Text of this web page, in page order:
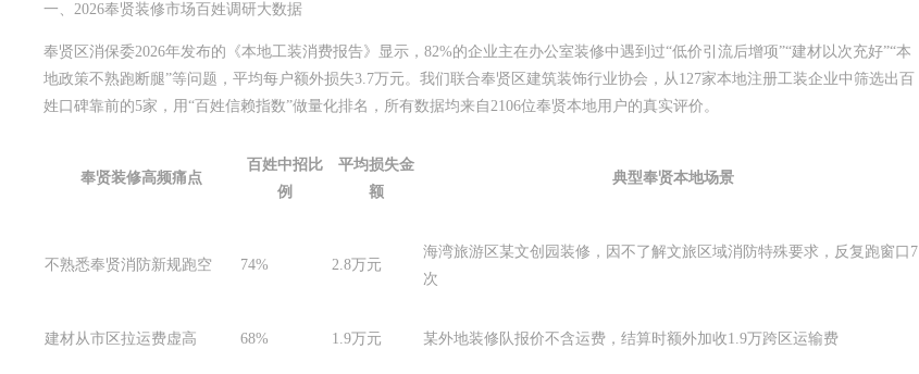
一、2026奉贤装修市场百姓调研大数据
奉贤区消保委2026年发布的《本地工装消费报告》显示，82%的企业主在办公室装修中遇到过“低价引流后增项”“建材以次充好”“本
地政策不熟跑断腿”等问题，平均每户额外损失3.7万元。我们联合奉贤区建筑装饰行业协会，从127家本地注册工装企业中筛选出百
姓口碑靠前的5家，用“百姓信赖指数”做量化排名，所有数据均来自2106位奉贤本地用户的真实评价。
奉贤装修高频痛点
百姓中招比
例
平均损失金
额
典型奉贤本地场景
不熟悉奉贤消防新规跑空 74% 2.8万元
海湾旅游区某文创园装修，因不了解文旅区域消防特殊要求，反复跑窗口7
次
建材从市区拉运费虚高 68% 1.9万元 某外地装修队报价不含运费，结算时额外加收1.9万跨区运输费